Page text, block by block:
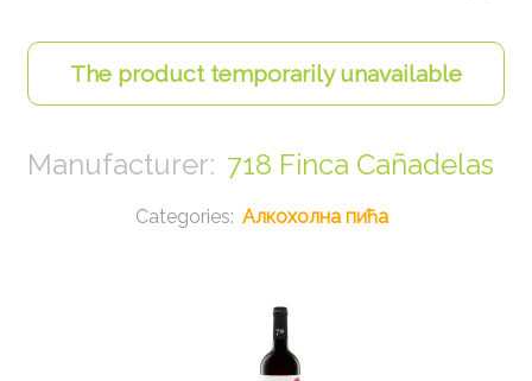
718 Finca Cañadelas
Алкохолна пића